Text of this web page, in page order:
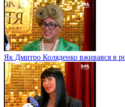
Як Дмитро Коляденко вживався в